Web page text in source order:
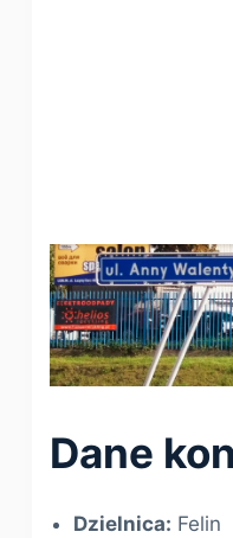
Dane
Dzielnica: Felin